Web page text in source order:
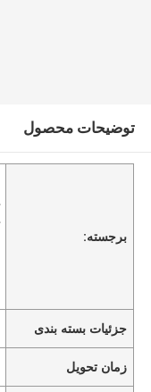
توضیحات محصول
برجسته:
جزئیات بسته بندی
زمان تحویل